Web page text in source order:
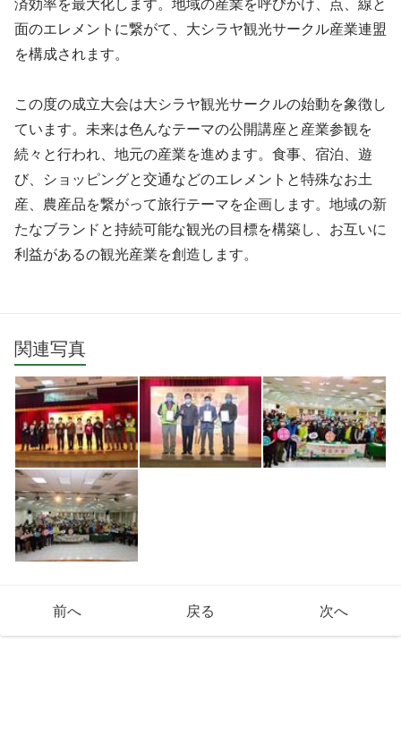
面のエレメントに繋がて、大シラヤ観光サークル産業連盟
を構成されます。
この度の成立大会は大シラヤ観光サークルの始動を象徴し
ています。未来は色んなテーマの公開講座と産業参観を
続々と行われ、地元の産業を進めます。食事、宿泊、遊
び、ショッピングと交通などのエレメントと特殊なお土
産、農産品を繋がって旅行テーマを企画します。地域の新
たなブランドと持続可能な観光の目標を構築し、お互いに
利益があるの観光産業を創造します。
関連写真
前へ 戻る 次へ